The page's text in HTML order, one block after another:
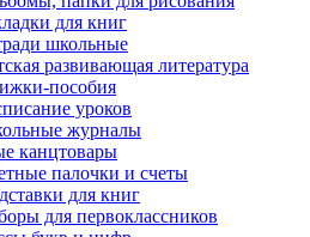
для книг
школьные
развивающая литература
пособия
уроков
журналы
канцтовары
палочки и счеты
для книг
для первоклассников